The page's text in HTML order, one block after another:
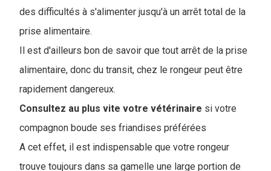
des difficultés à s'alimenter jusqu'à un arrêt total de la
prise alimentaire.
Il est d'ailleurs bon de savoir que tout arrêt de la prise
alimentaire, donc du transit, chez le rongeur peut être
rapidement dangereux.
Consultez au plus vite votre vétérinaire si votre
compagnon boude ses friandises préférées
A cet effet, il est indispensable que votre rongeur
trouve toujours dans sa gamelle une large portion de